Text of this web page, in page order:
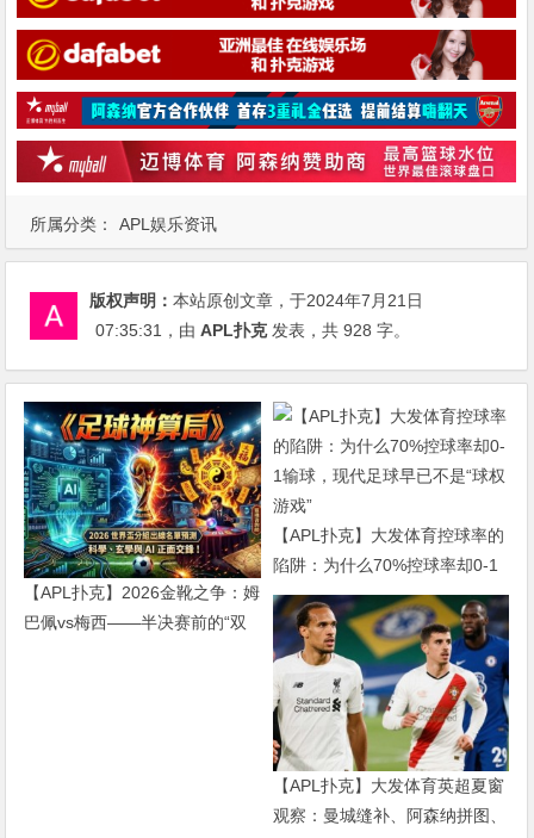
所属分类： APL娱乐资讯
版权声明：本站原创文章，于2024年7月21日
07:35:31 ，由APL扑克发表，共 928 字。
【APL扑克】2026金靴之争：姆
巴佩vs梅西——半决赛前的“双
【APL扑克】大发体育控球率的
陷阱：为什么70%控球率却0-1
输球，现代足球早已不是“球权
游戏”
【APL扑克】大发体育英超夏窗
观察：曼城缝补、阿森纳拼图、